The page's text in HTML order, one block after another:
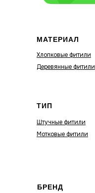
МАТЕРИАЛ
Хлопковые фитили
Деревянные фитили
ТИП
Штучные фитили
Мотковые фитили
БРЕНД